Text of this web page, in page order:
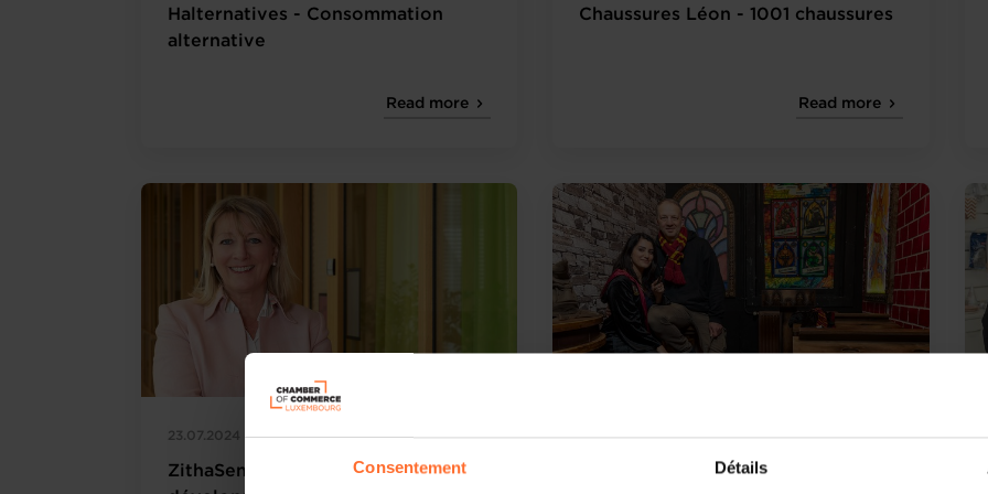
Consentement Détails
Halternatives - Consommation
alternative
Read more
Chaussures Léon - 1001 chaussures
Read more
23.07.2024 Success stories
ZithaSenior - Une expertise
14.06.2024 Success stories
Crocus Quest Game - Entrez dans